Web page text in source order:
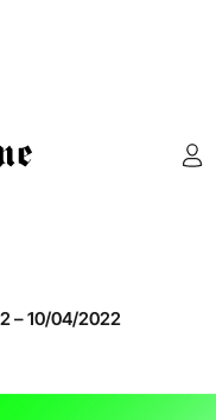
–10/04/2022